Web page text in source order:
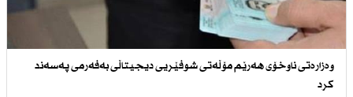
وەزارەتی ناوخۆی هەرێم مۆڵەتی شوفێریی دیجیتاڵی بەفەرمی پەسەند
كرد